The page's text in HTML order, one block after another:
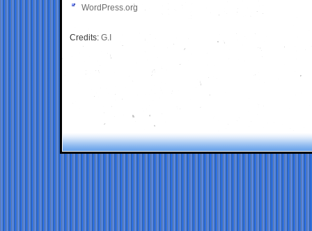
WordPress.org
Credits: G.I